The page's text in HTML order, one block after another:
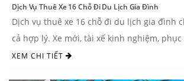
Dịch Vụ Thuê Xe 16 Chỗ Đi Du Lịch Gia Đình
Dịch vụ thuê xe 16 chỗ đi du lịch gia đình
cả hợp lý. Xe mới, tài xế kinh nghiệm,
ngay tại Nguyễn Duy Travel! ...
XEM CHI TIẾT